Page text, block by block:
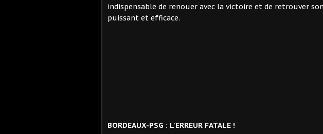
indispensable de renouer avec la victoire et de retrouver
puissant et efficace.
BORDEAUX-PSG : L'ERREUR FATALE !